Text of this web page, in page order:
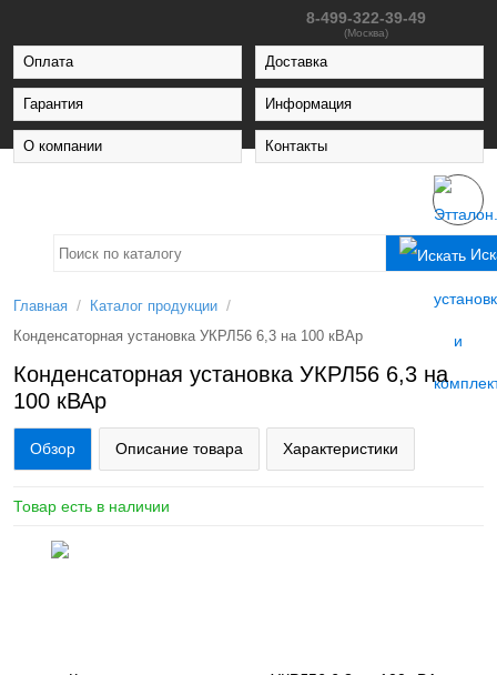
8-499-322-39-49
(Москва)
Оплата Доставка
Гарантия Информация
О компании Контакты
Главная / Каталог продукции /
Конденсаторная установка УКРЛ56 6,3 на 100 кВАр
Конденсаторная установка УКРЛ56 6,3 на
100 кВАр
Обзор Описание товара Характеристики
Товар есть в наличии